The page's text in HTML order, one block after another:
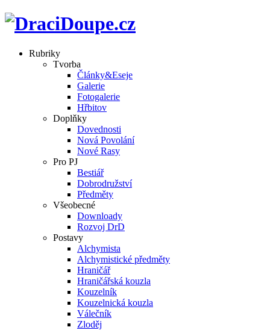
Rubriky
Tvorba
Články&Eseje
Galerie
Fotogalerie
Hřbitov
Doplňky
Dovednosti
Nová Povolání
Nové Rasy
Pro PJ
Bestiář
Dobrodružství
Předměty
Všeobecné
Downloady
Rozvoj DrD
Postavy
Alchymista
Alchymistické předměty
Hraničář
Hraničářská kouzla
Kouzelník
Kouzelnická kouzla
Válečník
Zloděj